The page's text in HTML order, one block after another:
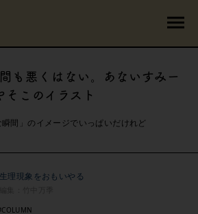
も悪くはない。あないすみー
そこのイラスト
間」のイメージでいっぱいだけれど
理現象をおもいやる